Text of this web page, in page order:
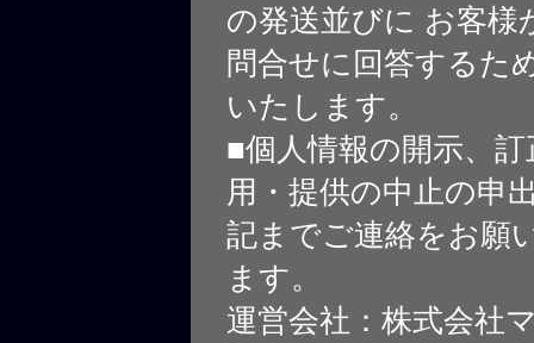
の発送並びに お客様
問合せに回答するた
いたします。
■個人情報の開示、
用・提供の中止の申
記までご連絡をお願
ます。
運営会社：株式会社